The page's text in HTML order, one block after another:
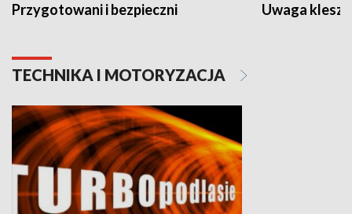
Przygotowani i bezpieczni Uwaga
TECHNIKA I MOTORYZACJA